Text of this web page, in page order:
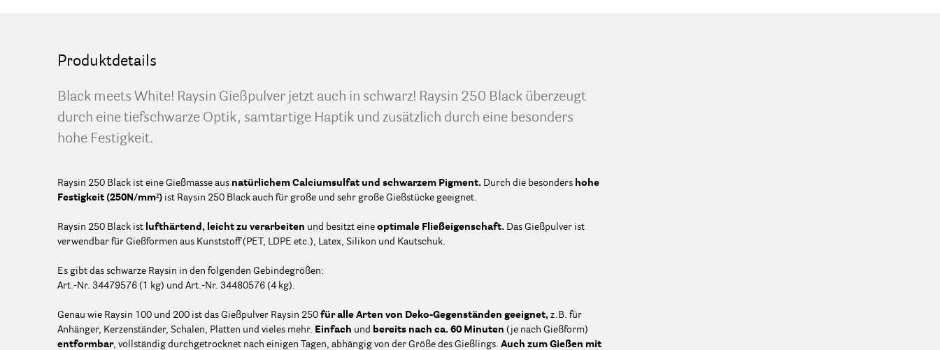
Produktdetails
Black meets White! Raysin Gießpulver jetzt auch in schwarz! Raysin 250 Black überzeugt
durch eine tiefschwarze Optik, samtartige Haptik und zusätzlich durch eine besonders
hohe Festigkeit.
Raysin 250 Black ist eine Gießmasse aus natürlichem Calciumsulfat und schwarzem Pigment. Durch die besonders hohe
Festigkeit (250N/mm²) ist Raysin 250 Black auch für große und sehr große Gießstücke geeignet.
Raysin 250 Black ist lufthärtend, leicht zu verarbeiten und besitzt eine optimale Fließeigenschaft. Das Gießpulver ist
verwendbar für Gießformen aus Kunststoff (PET, LDPE etc.), Latex, Silikon und Kautschuk.
Es gibt das schwarze Raysin in den folgenden Gebindegrößen:
Art.-Nr. 34479576 (1 kg) und Art.-Nr. 34480576 (4 kg).
Genau wie Raysin 100 und 200 ist das Gießpulver Raysin 250 für alle Arten von Deko-Gegenständen geeignet, z.B. für
Anhänger, Kerzenständer, Schalen, Platten und vieles mehr.
Einfach und bereits nach ca. 60 Minuten (je nach Gießform)
entformbar, vollständig durchgetrocknet nach einigen Tagen, abhängig von der Größe des Gießlings. Auch zum Gießen mit